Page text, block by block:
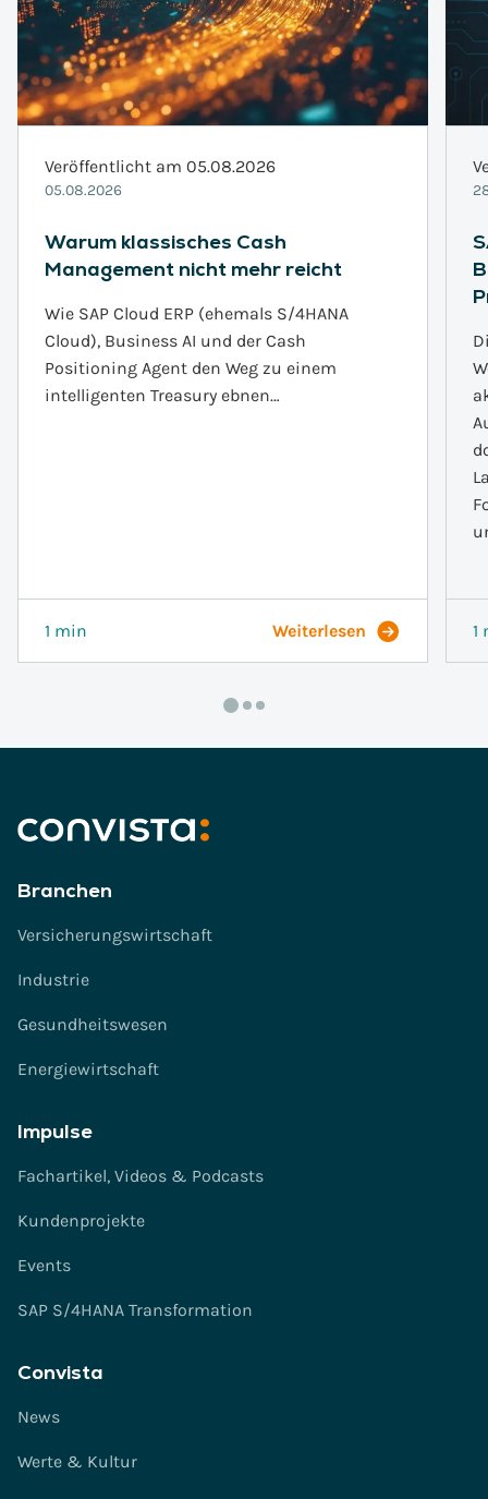
Veröffentlicht am 05.08.2026
05.08.2026
Warum klassisches Cash
Management nicht mehr reicht
Wie SAP Cloud ERP (ehemals S/4HANA
Cloud), Business AI und der Cash
Positioning Agent den Weg zu einem
intelligenten Treasury ebnen…
1 min Weiterlesen 1
Branchen
Versicherungswirtschaft
Industrie
Gesundheitswesen
Energiewirtschaft
Impulse
Fachartikel, Videos & Podcasts
Kundenprojekte
Events
SAP S/4HANA Transformation
Convista
News
Werte & Kultur